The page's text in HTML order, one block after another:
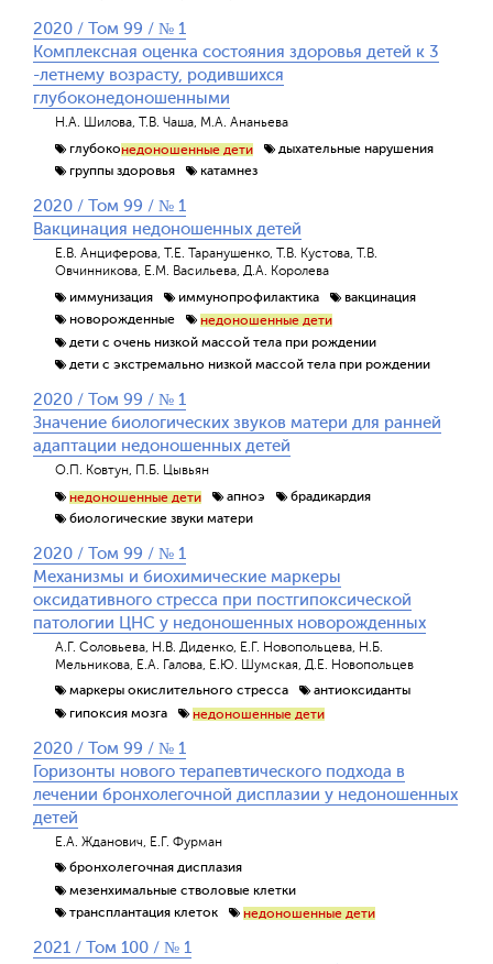
2020 / Том 99 / № 1
Комплексная оценка состояния здоровья детей к 3
-летнему возрасту, родившихся
глубоконедоношенными
Н.А. Шилова, Т.В. Чаша, М.А. Ананьева
глубоконедоношенные дети
дыхательные нарушения
группы здоровья
катамнез
2020 / Том 99 / № 1
Вакцинация недоношенных детей
Е.В. Анциферова, Т.Е. Таранушенко, Т.В. Кустова, Т.В.
Овчинникова, Е.М. Васильева, Д.А. Королева
иммунизация
иммунопрофилактика
вакцинация
новорожденные
недоношенные дети
дети с очень низкой массой тела при рождении
дети с экстремально низкой массой тела при рождении
2020 / Том 99 / № 1
Значение биологических звуков матери для ранней
адаптации недоношенных детей
О.П. Ковтун, П.Б. Цывьян
недоношенные дети
апноэ
брадикардия
биологические звуки матери
2020 / Том 99 / № 1
Механизмы и биохимические маркеры
оксидативного стресса при постгипоксической
патологии ЦНС у недоношенных новорожденных
А.Г. Соловьева, Н.В. Диденко, Е.Г. Новопольцева, Н.Б.
Мельникова, Е.А. Галова, Е.Ю. Шумская, Д.Е. Новопольцев
маркеры окислительного стресса
антиоксиданты
гипоксия мозга
недоношенные дети
2020 / Том 99 / № 1
Горизонты нового терапевтического подхода в
лечении бронхолегочной дисплазии у недоношенных
детей
Е.А. Жданович, Е.Г. Фурман
бронхолегочная дисплазия
мезенхимальные стволовые клетки
трансплантация клеток
недоношенные дети
2021 / Том 100 / № 1